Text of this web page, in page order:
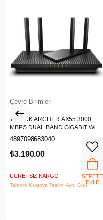
Çevre Birimleri
TP-LINK ARCHER AX55 3000
MBPS DUAL BAND GIGABIT Wi-Fi
6 ROUTER
4897098683040
₺3.190,00
ÜCRETSIZ KARGO
Tahmini Kargoya Teslim: Aynı Gün
SEPETE
EKLE